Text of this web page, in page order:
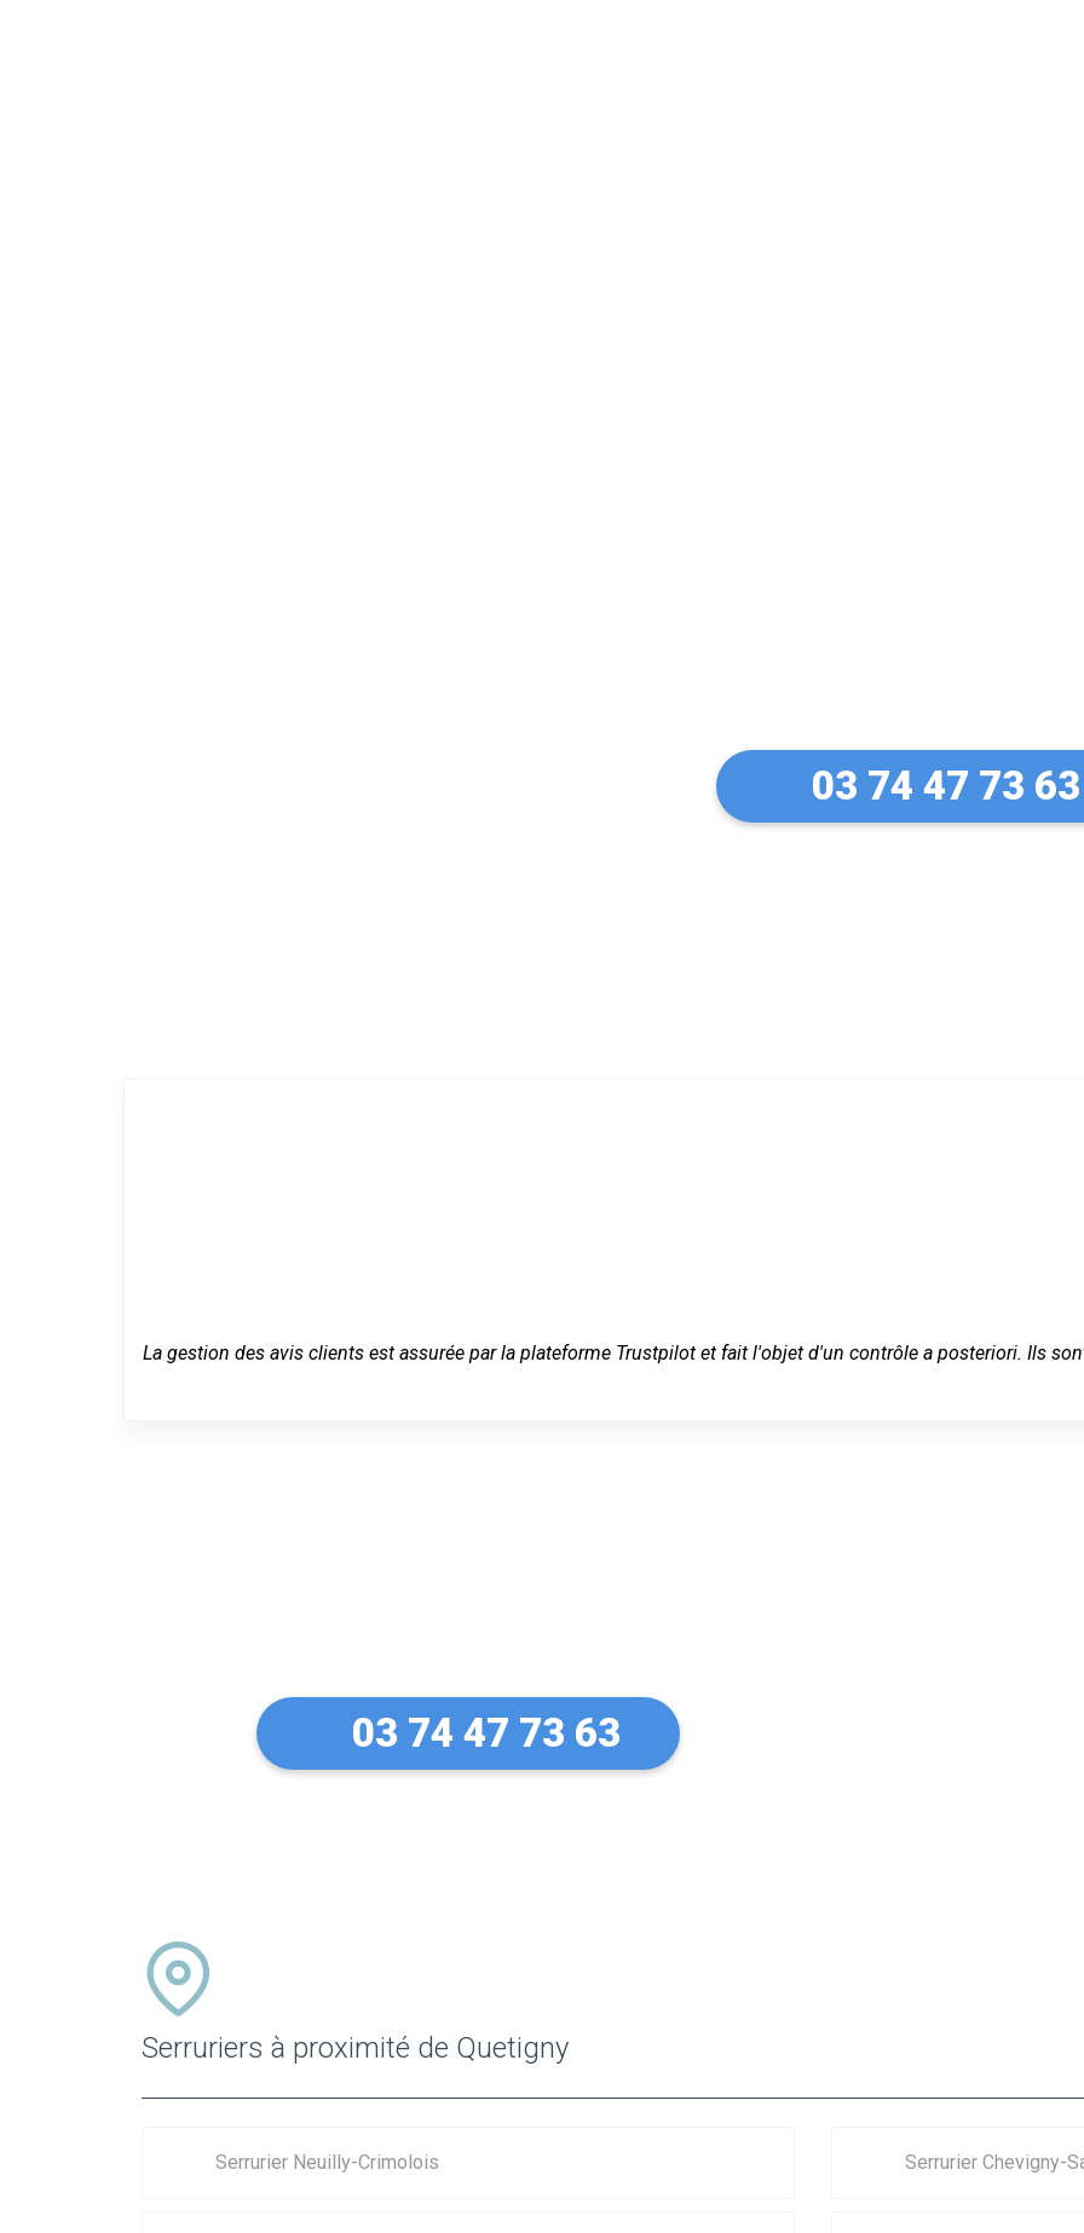
03 74 47 73 63
La gestion des avis clients est assurée par la plateforme Trustpilot et fait l'objet d'un contrôle a posteriori. Ils
03 74 47 73 63
Serruriers à proximité de Quetigny
Serrurier Neuilly-Crimolois Serrurier Chevigny-